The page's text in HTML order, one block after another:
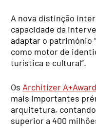
A nova distinção
capacidade da
adaptar o património
como motor de
turística e cultural”.
Os Architizer
mais importantes
arquitetura,
superior a 400